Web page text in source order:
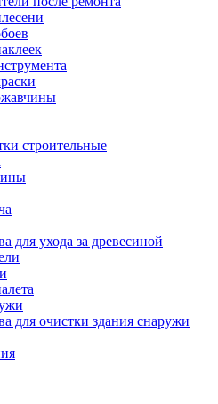
строительные
для ухода за древесиной
для очистки здания снаружи